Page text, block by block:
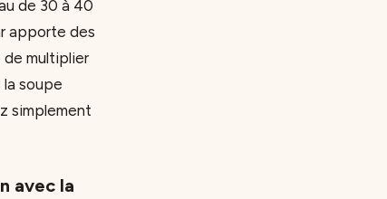
de 30 à 40
apporte des
multiplier
soupe
simplement
avec la